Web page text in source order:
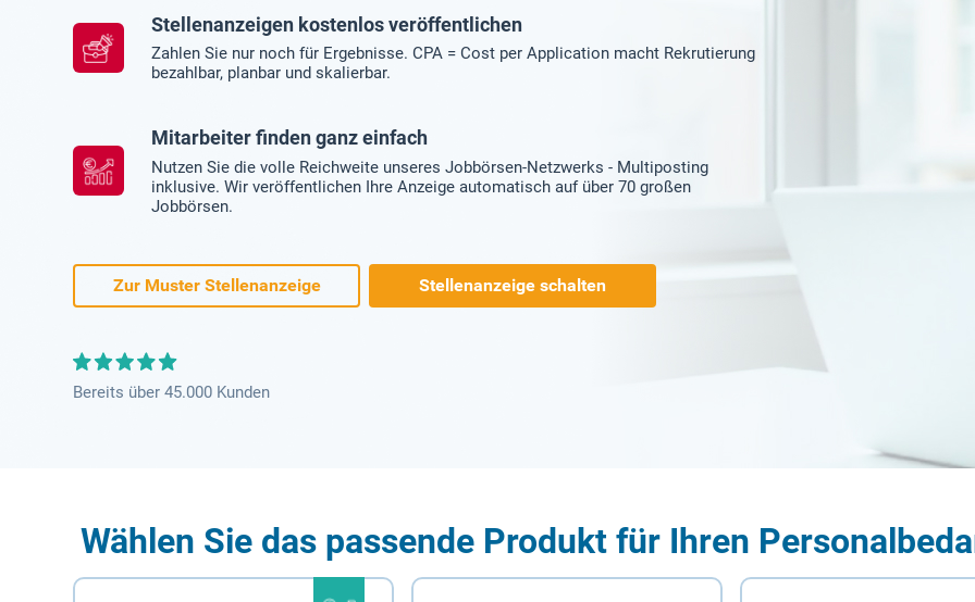
Stellenanzeigen kostenlos veröffentlichen
Zahlen Sie nur noch für Ergebnisse. CPA = Cost per Application macht Rekrutierung
bezahlbar, planbar und skalierbar.
Mitarbeiter finden ganz einfach
Nutzen Sie die volle Reichweite unseres Jobbörsen-Netzwerks - Multiposting
inklusive. Wir veröffentlichen Ihre Anzeige automatisch auf über 70 großen
Jobbörsen.
Zur Muster Stellenanzeige Stellenanzeige schalten
Bereits über 45.000 Kunden
Wählen Sie das passende Produkt für Ihren